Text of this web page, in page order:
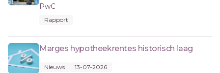
PwC
Rapport
Marges hypotheekrentes historisch laag
Nieuws 13-07-2026